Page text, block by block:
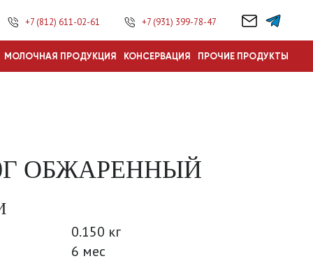
+7 (812) 611-02-61 +7 (931) 399-78-47
МОЛОЧНАЯ ПРОДУКЦИЯ КОНСЕРВАЦИЯ ПРОЧИЕ ПРОДУКТЫ
ОБЖАРЕННЫЙ
0.150 кг
6 мес